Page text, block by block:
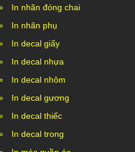
In nhãn đóng chai
In nhãn phụ
In decal giấy
In decal nhựa
In decal nhôm
In decal gương
In decal thiếc
In decal trong